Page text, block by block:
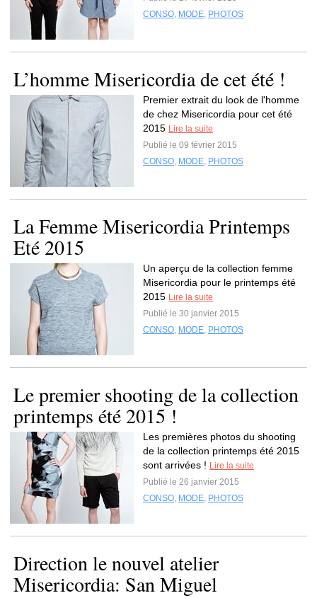
CONSO, MODE, PHOTOS
L’homme Misericordia de cet été !
Premier extrait du look de l'homme
de chez Misericordia pour cet été
2015 Lire la suite
Publié le 09 février 2015
CONSO, MODE, PHOTOS
La Femme Misericordia Printemps
Eté 2015
Un aperçu de la collection femme
Misericordia pour le printemps été
2015 Lire la suite
Publié le 30 janvier 2015
CONSO, MODE, PHOTOS
Le premier shooting de la collection
printemps été 2015 !
Les premières photos du shooting
de la collection printemps été 2015
sont arrivées ! Lire la suite
Publié le 26 janvier 2015
CONSO, MODE, PHOTOS
Direction le nouvel atelier
Misericordia: San Miguel